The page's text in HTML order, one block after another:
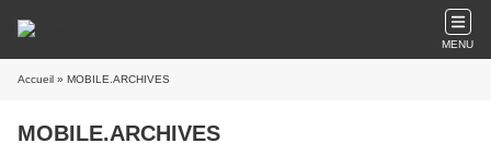
MENU
Accueil » MOBILE.ARCHIVES
MOBILE.ARCHIVES